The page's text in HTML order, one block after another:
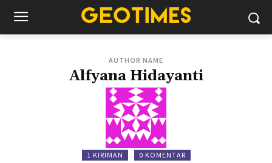
AUTHOR NAME
Alfyana Hidayanti
1 KIRIMAN 0 KOMENTAR